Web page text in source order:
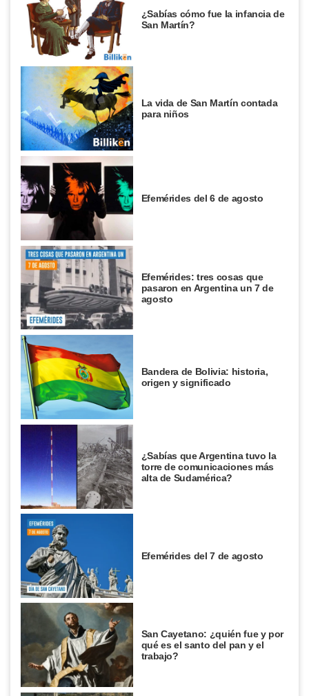
¿Sabías cómo fue la infancia de
San Martín?
La vida de San Martín contada
para niños
Efemérides del 6 de agosto
Efemérides: tres cosas que
pasaron en Argentina un 7 de
agosto
Bandera de Bolivia: historia,
origen y significado
¿Sabías que Argentina tuvo la
torre de comunicaciones más
alta de Sudamérica?
Efemérides del 7 de agosto
San Cayetano: ¿quién fue y por
qué es el santo del pan y el
trabajo?